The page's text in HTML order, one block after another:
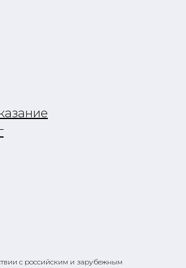
с российским и зарубежным